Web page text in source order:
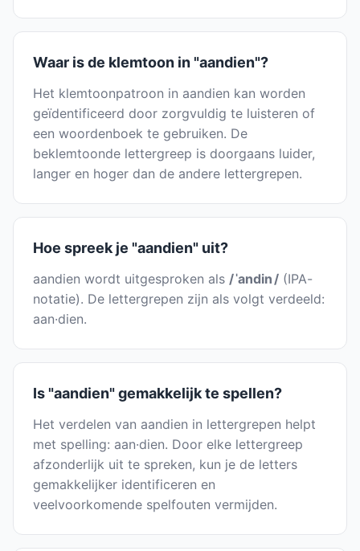
Waar is de klemtoon in "aandien"?
Het klemtoonpatroon in aandien kan worden
geïdentificeerd door zorgvuldig te luisteren of
een woordenboek te gebruiken. De
beklemtoonde lettergreep is doorgaans luider,
langer en hoger dan de andere lettergrepen.
Hoe spreek je "aandien" uit?
aandien wordt uitgesproken als / ˈandin / (IPA-
notatie). De lettergrepen zijn als volgt verdeeld:
aan·dien.
Is "aandien" gemakkelijk te spellen?
Het verdelen van aandien in lettergrepen helpt
met spelling: aan·dien. Door elke lettergreep
afzonderlijk uit te spreken, kun je de letters
gemakkelijker identificeren en
veelvoorkomende spelfouten vermijden.